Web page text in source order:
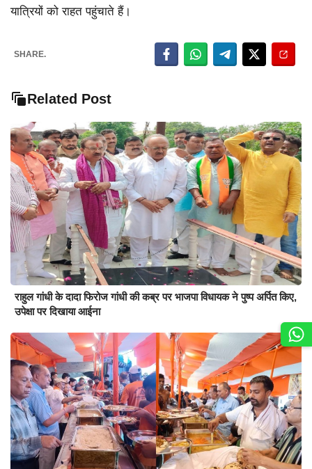
यात्रियों को राहत पहुंचाते हैं।
SHARE.
Related Post
राहुल गांधी के दादा फिरोज गांधी की कब्र पर भाजपा विधायक ने पुष्प अर्पित किए,
उपेक्षा पर दिखाया आईना